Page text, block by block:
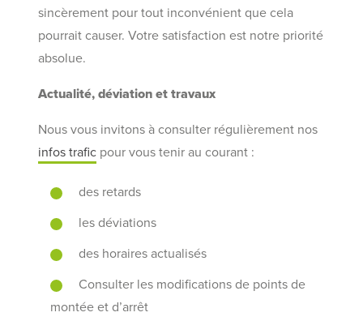
sincèrement pour tout inconvénient que cela
pourrait causer. Votre satisfaction est notre priorité
absolue.
Actualité, déviation et travaux
Nous vous invitons à consulter régulièrement nos
infos trafic pour vous tenir au courant :
des retards
les déviations
des horaires actualisés
Consulter les modifications de points de
montée et d’arrêt